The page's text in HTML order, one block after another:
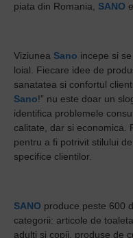
piata din Romania, SANO
Viziunea Sano incepe si
loial. Fiecare idee de
sanatatea si confortul
Sano!” nu este doar un
identifica problemele
calitate, dar si economica.
pentru a fi potrivit stilului
specifice clientilor.
SANO produce peste 600
categorii: articole de
adulti si copii, produse de